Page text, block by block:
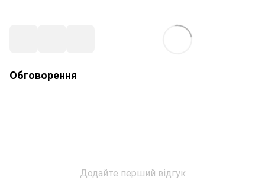
Обговорення
Додайте перший відгук